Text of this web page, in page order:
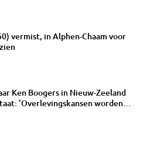
vermist, in Alphen-Chaam voor
Ken Boogers in Nieuw-Zeeland
'Overlevingskansen worden